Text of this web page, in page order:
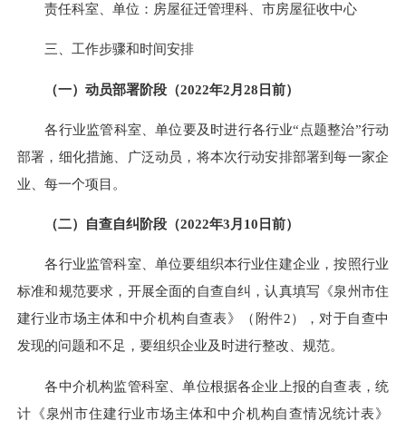
责任科室、单位：房屋征迁管理科、市房屋征收中心
三 、工作步骤和时间安排
（一）动员部署阶段（2022年2 月 28 日前）
各行业监管科室、单位要及时进行各行业“点题整治”行动
部署，细化措施、广泛动员，将本次行动安排部署到每一家企
业、每一个项目。
（二） 自查自纠阶段（2022年3 月 10 日前）
各行业监管科室、单位要组织本行业住建企业 ，按照行业
标准和规范要求，开展全面的自查自纠，认真填写《泉州市住
建行业市场主体和中介机构 自查表》（附件2），对于自查中
发现的问题和不足，要组织企业及时进行整改、规范。
各中介机构监管科室、单位根据各企业 上报的自查表，统
计《泉州市住建行业市场主体和中介机构自查情况统计表》